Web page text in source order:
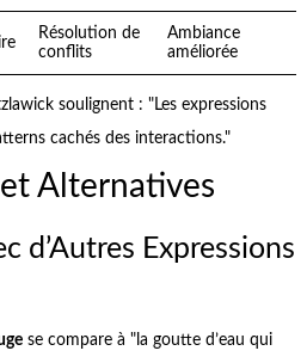
Résolution de
conflits
Ambiance
améliorée
soulignent : "Les expressions
cachés des interactions."
Alternatives
d’Autres Expressions
se compare à "la goutte d’eau qui